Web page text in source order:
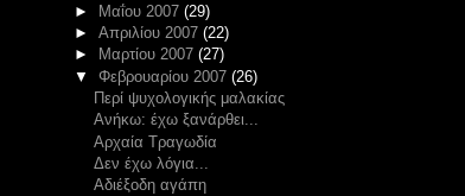
► Μαΐου 2007 (29)
► Απριλίου 2007 (22)
►
Μαρτίου 2007 (27)
▼ Φεβρουαρίου 2007 (26)
Περί ψυχολογικής μαλακίας
Ανήκω: έχω ξανάρθει...
Αρχαία Τραγωδία
Δεν έχω λόγια...
Αδιέξοδη αγάπη